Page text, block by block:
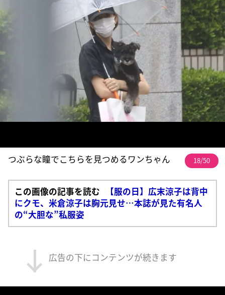
つぶらな瞳でこちらを見つめるワンちゃん 18/50
この画像の記事を読む
【服の日】広末涼子は背中
にクモ、米倉涼子は胸元見せ…本誌が見た有名人
の“大胆な”私服姿
広告の下にコンテンツが続きます